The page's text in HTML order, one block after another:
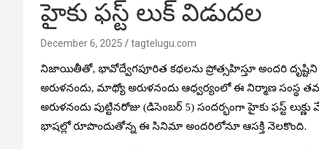
హైకు ఫస్ట్ లుక్ విడుదల
December 6, 2025 tagtelugu.com
నిజాయితీతో, భావోద్వేగపూరిత కథలను ప్రోత్సహిస్తూ అందరి
అరుళ‌నందు, మాథ్యో అరుళ‌నందు ఆధ్వర్యంలో ఈ నిర్మాణ సంస్థ
అరుళ‌నందు పుట్టిన‌రోజు (డిసెంబ‌ర్ 5) సంద‌ర్భంగా హైకు ఫస్ట్
భాషల్లో రూపొందుతోన్న ఈ సినిమా అంద‌రిలోనూ ఆస‌క్తి నెల‌కొంది.